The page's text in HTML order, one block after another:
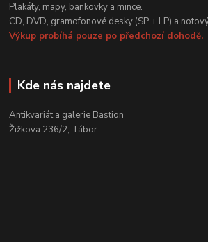
Plakáty, mapy, bankovky a mince.
CD, DVD, gramofonové desky (SP + LP) a
Výkup probíhá pouze po předchozí dohodě.
Kde nás najdete
Antikvariát a galerie Bastion
Žižkova 236/2, Tábor